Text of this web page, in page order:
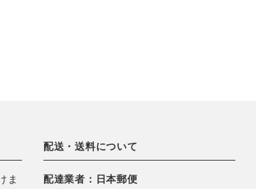
ま
配送・送料について
配達業者：日本郵便